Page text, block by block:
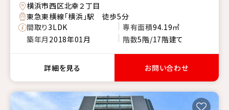
横浜市西区北幸２丁目
東急東横線「横浜」駅 徒歩5分
間取り3LDK 専有面積94.19㎡
築年月 2018年01月 階数5階/17階建て
詳細を見る お問い合わせ